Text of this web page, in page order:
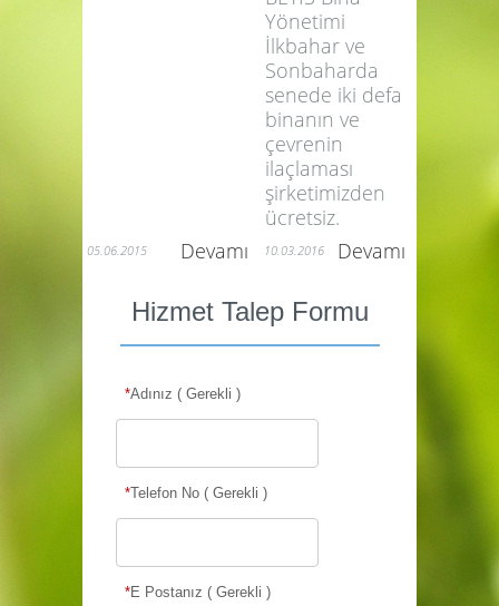
alanda iş
birliğine açık bir
ortam yaratır.
BETİS Bina
Yönetimi
İlkbahar ve
Sonbaharda
senede iki defa
binanın ve
çevrenin
ilaçlaması
ücretsiz.
Hizmet Talep Formu